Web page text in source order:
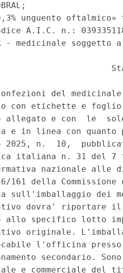
unguento oftalmico»
A.I.C. n.:
- medicinale soggetto
del
con etichette e
allegato e con  le
e in linea con
2025, n.  10,
italiana n. 31 del 7
nazionale alle
161 della
sull'imballaggio dei
dovra' riportare il
allo specifico lotto
originale.
l'officina
e commerciale